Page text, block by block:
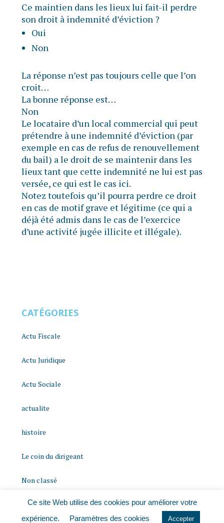
Ce maintien dans les lieux lui fait-il perdre
son droit à indemnité d’éviction ?
Oui
Non
La réponse n’est pas toujours celle que l’on
croit…
La bonne réponse est…
Non
Le locataire d’un local commercial qui peut
prétendre à une indemnité d’éviction (par
exemple en cas de refus de renouvellement
du bail) a le droit de se maintenir dans les
lieux tant que cette indemnité ne lui est pas
versée, ce qui est le cas ici.
Notez toutefois qu’il pourra perdre ce droit
en cas de motif grave et légitime (ce qui a
déjà été admis dans le cas de l’exercice
d’une activité jugée illicite et illégale).
CATÉGORIES
Actu Fiscale
Actu Juridique
Actu Sociale
actualite
histoire
Le coin du dirigeant
Non classé
quizz
Ce site Web utilise des cookies pour améliorer votre
expérience.
Paramètres des cookies Accepter